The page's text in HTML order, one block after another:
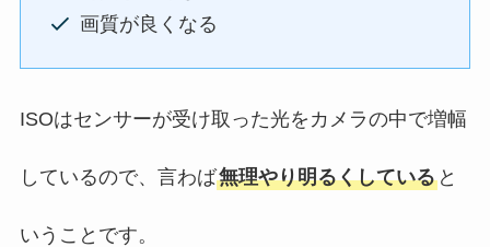
画質が良くなる
ISOはセンサーが受け取った光をカメラの中で増幅
しているので、言わば無理やり明るくしていると
いうことです。